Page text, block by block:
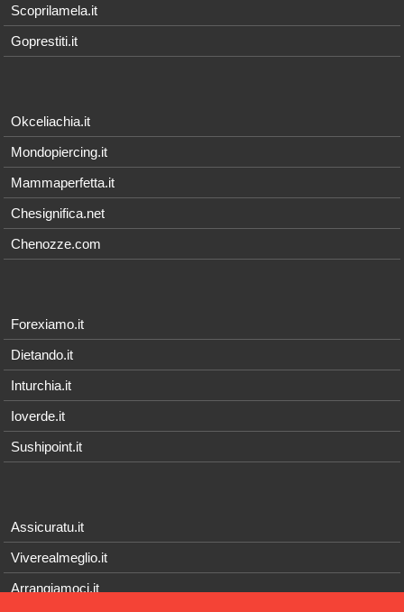
Scoprilamela.it
Goprestiti.it
Okceliachia.it
Mondopiercing.it
Mammaperfetta.it
Chesignifica.net
Chenozze.com
Forexiamo.it
Dietando.it
Inturchia.it
Ioverde.it
Sushipoint.it
Assicuratu.it
Viverealmeglio.it
Arrangiamoci.it